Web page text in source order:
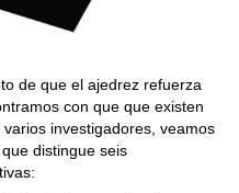
de que el ajedrez refuerza
con que que existen
investigadores, veamos
distingue seis